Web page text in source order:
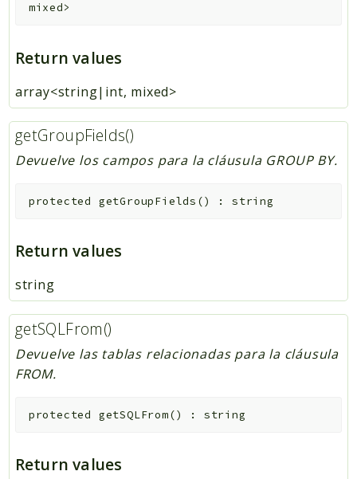
mixed>
Return values
array<string|int, mixed>
getGroupFields()
Devuelve los campos para la cláusula GROUP BY.
protected getGroupFields () :string
Return values
string
getSQLFrom()
Devuelve las tablas relacionadas para la cláusula
FROM.
protected getSQLFrom() : string
Return values